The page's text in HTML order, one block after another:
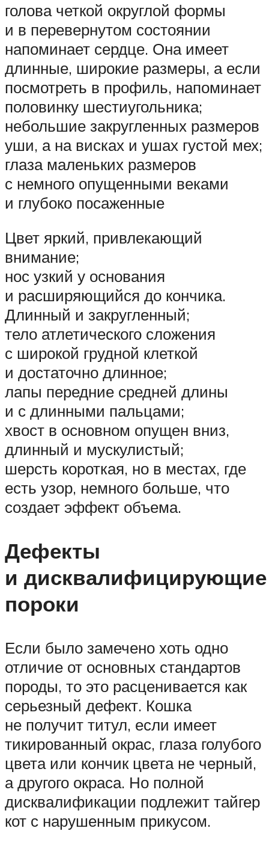
голова четкой округлой формы
и в перевернутом состоянии
напоминает сердце. Она имеет
длинные, широкие размеры, а если
посмотреть в профиль, напоминает
половинку шестиугольника;
небольшие закругленных размеров
уши, а на висках и ушах густой мех;
глаза маленьких размеров
с немного опущенными веками
и глубоко посаженные
Цвет яркий, привлекающий
внимание;
нос узкий у основания
и расширяющийся до кончика.
Длинный и закругленный;
тело атлетического сложения
с широкой грудной клеткой
и достаточно длинное;
лапы передние средней длины
и с длинными пальцами;
хвост в основном опущен вниз,
длинный и мускулистый;
шерсть короткая, но в местах, где
есть узор, немного больше, что
создает эффект объема.
Дефекты
и дисквалифицирующие
пороки
Если было замечено хоть одно
отличие от основных стандартов
породы, то это расценивается как
серьезный дефект. Кошка
не получит титул, если имеет
тикированный окрас, глаза голубого
цвета или кончик цвета не черный,
а другого окраса. Но полной
дисквалификации подлежит тайгер
кот с нарушенным прикусом.